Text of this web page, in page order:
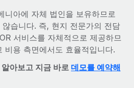
니아에 자체 법인을 보유하므로
습니다. 즉, 현지 전문가의 전담
서비스를 자체적으로 제공하므
비용 측면에서도 효율적입니다.
아보고 지금 바로 데모를 예약해